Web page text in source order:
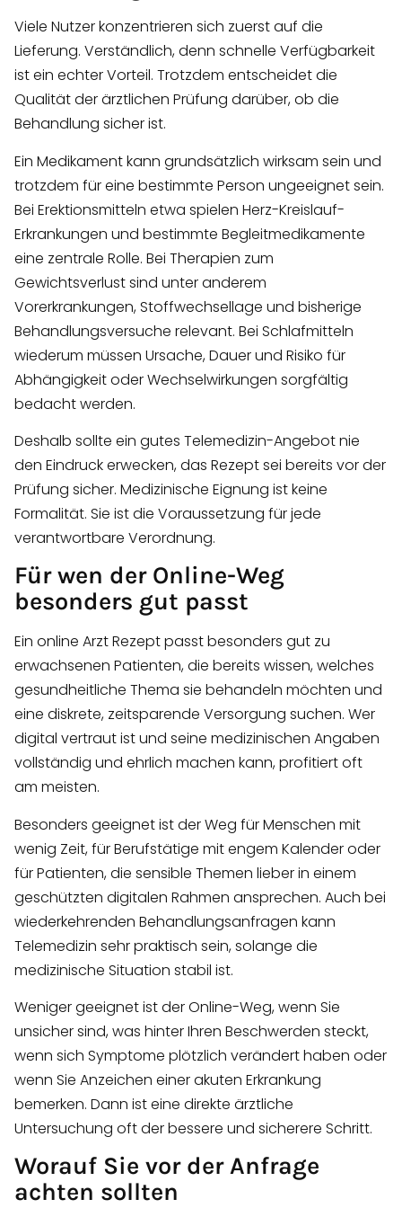
Viele Nutzer konzentrieren sich zuerst auf die
Lieferung. Verständlich, denn schnelle Verfügbarkeit
ist ein echter Vorteil. Trotzdem entscheidet die
Qualität der ärztlichen Prüfung darüber, ob die
Behandlung sicher ist.
Ein Medikament kann grundsätzlich wirksam sein und
trotzdem für eine bestimmte Person ungeeignet sein.
Bei Erektionsmitteln etwa spielen Herz-Kreislauf-
Erkrankungen und bestimmte Begleitmedikamente
eine zentrale Rolle. Bei Therapien zum
Gewichtsverlust sind unter anderem
Vorerkrankungen, Stoffwechsellage und bisherige
Behandlungsversuche relevant. Bei Schlafmitteln
wiederum müssen Ursache, Dauer und Risiko für
Abhängigkeit oder Wechselwirkungen sorgfältig
bedacht werden.
Deshalb sollte ein gutes Telemedizin-Angebot nie
den Eindruck erwecken, das Rezept sei bereits vor der
Prüfung sicher. Medizinische Eignung ist keine
Formalität. Sie ist die Voraussetzung für jede
verantwortbare Verordnung.
Für wen der Online-Weg
besonders gut passt
Ein online Arzt Rezept passt besonders gut zu
erwachsenen Patienten, die bereits wissen, welches
gesundheitliche Thema sie behandeln möchten und
eine diskrete, zeitsparende Versorgung suchen. Wer
digital vertraut ist und seine medizinischen Angaben
vollständig und ehrlich machen kann, profitiert oft
am meisten.
Besonders geeignet ist der Weg für Menschen mit
wenig Zeit, für Berufstätige mit engem Kalender oder
für Patienten, die sensible Themen lieber in einem
geschützten digitalen Rahmen ansprechen. Auch bei
wiederkehrenden Behandlungsanfragen kann
Telemedizin sehr praktisch sein, solange die
medizinische Situation stabil ist.
Weniger geeignet ist der Online-Weg, wenn Sie
unsicher sind, was hinter Ihren Beschwerden steckt,
wenn sich Symptome plötzlich verändert haben oder
wenn Sie Anzeichen einer akuten Erkrankung
bemerken. Dann ist eine direkte ärztliche
Untersuchung oft der bessere und sicherere Schritt.
Worauf Sie vor der Anfrage
achten sollten